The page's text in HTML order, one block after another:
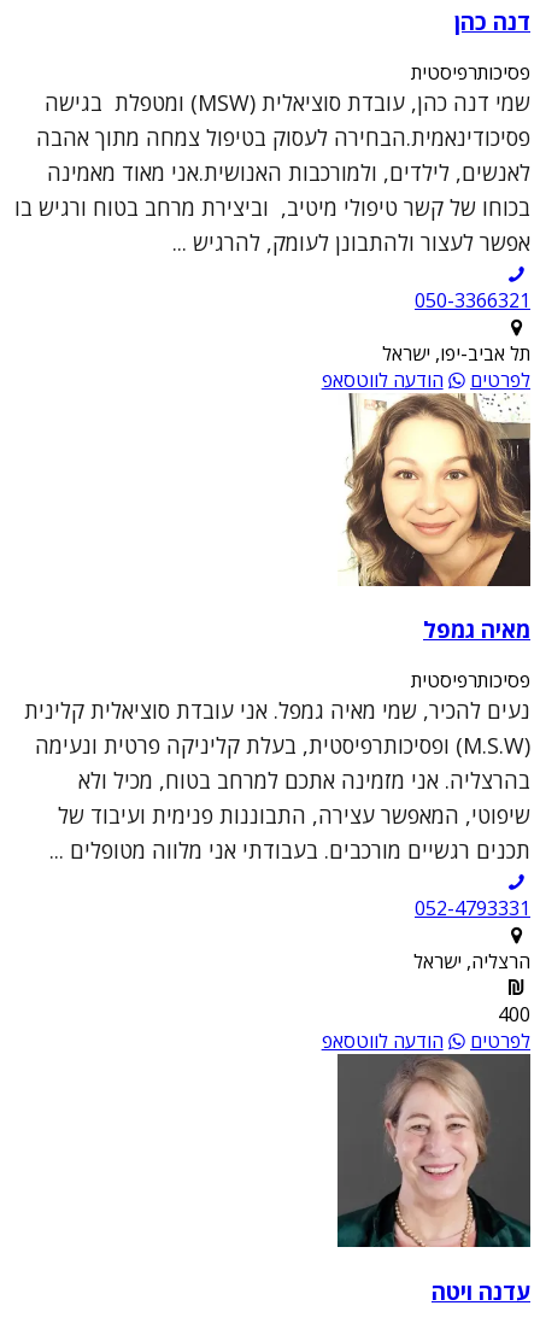
דנה כהן
פסיכותרפיסטית
שמי דנה כהן, עובדת סוציאלית (MSW) ומטפלת בגישה
פסיכודינאמית.הבחירה לעסוק בטיפול צמחה מתוך אהבה
לאנשים, לילדים, ולמורכבות האנושית.אני מאוד מאמינה
בכוחו של קשר טיפולי מיטיב, וביצירת מרחב בטוח ורגיש בו
אפשר לעצור ולהתבונן לעומק, להרגיש ...
050-3366321
תל אביב-יפו, ישראל
לפרטים
הודעה לווטסאפ
מאיה גמפל
פסיכותרפיסטית
נעים להכיר, שמי מאיה גמפל. אני עובדת סוציאלית קלינית
(M.S.W) ופסיכותרפיסטית, בעלת קליניקה פרטית ונעימה
בהרצליה. אני מזמינה אתכם למרחב בטוח, מכיל ולא
שיפוטי, המאפשר עצירה, התבוננות פנימית ועיבוד של
תכנים רגשיים מורכבים. בעבודתי אני מלווה מטופלים ...
052-4793331
הרצליה, ישראל
400
לפרטים
הודעה לווטסאפ
עדנה ויטה